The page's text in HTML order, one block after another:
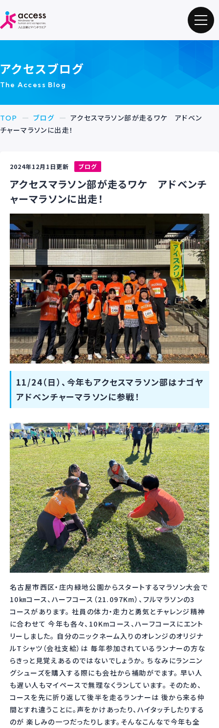
アクセスブログ
The Access Blog
TOP ブログ
アクセスマラソン部が走るワケ アドベン
チャーマラソンに出走！
2024年12月1日更新 ブログ
アクセスマラソン部が走るワケ アドベンチ
ャーマラソンに出走！
11/24（日）、今年もアクセスマラソン部はナゴヤ
アドベンチャーマラソンに参戦！
名古屋市西区・庄内緑地公園からスタートするマラソン大会で
10㎞コース、ハーフコース（21.097Km）、フルマラソンの3
コースがあります。 社員の体力・走力と勇気とチャレンジ精神
に合わせて 今年も各々、10Kmコース、ハーフコースにエント
リーしました。 自分のニックネーム入りのオレンジのオリジナ
ルTシャツ（会社支給）は 毎年参加されているランナーの方な
らきっと見覚えあるのではないでしょうか。 ちなみにランニン
グシューズを購入する際にも会社から補助がでます。 早い人
も遅い人もマイペースで無理なくランしています。 そのため、
コースを先に折り返して後半を走るランナーは 後から来る仲
間とすれ違うことに。声をかけあったり、ハイタッチしたりする
のが 楽しみの一つだったりします。そんなこんなで今年も全